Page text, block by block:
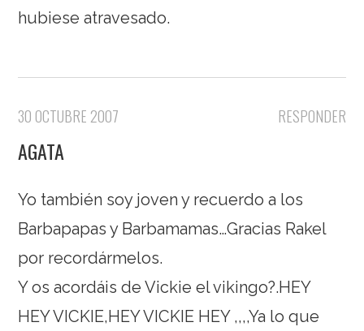
hubiese atravesado.
RESPONDER
30 OCTUBRE 2007
AGATA
Yo también soy joven y recuerdo a los
Barbapapas y Barbamamas…Gracias Rakel
por recordármelos.
Y os acordáis de Vickie el vikingo?.HEY
HEY VICKIE,HEY VICKIE HEY ,,,,Ya lo que